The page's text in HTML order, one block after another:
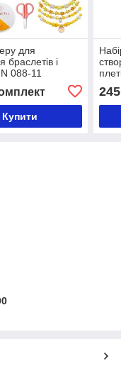
для
браслетів і
088-11
Купити
245